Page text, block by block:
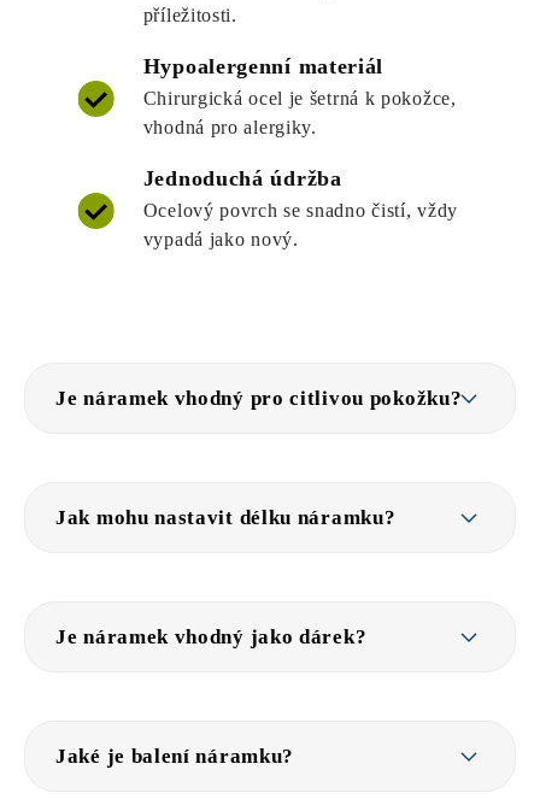
příležitosti.
Hypoalergenní materiál
Chirurgická ocel je šetrná k pokožce,
vhodná pro alergiky.
Jednoduchá údržba
Ocelový povrch se snadno čistí, vždy
vypadá jako nový.
Je náramek vhodný pro citlivou pokožku?
Jak mohu nastavit délku náramku?
Je náramek vhodný jako dárek?
Jaké je balení náramku?